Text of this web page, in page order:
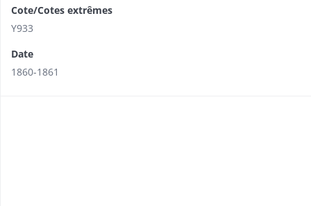
Cote/Cotes extrêmes
Y933
Date
1860-1861